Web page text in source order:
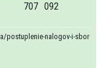
707 092
postuplenie-nalogov-i-sborov-